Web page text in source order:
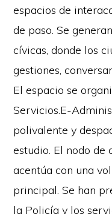
espacios de
de paso. Se
cívicas, donde los
gestiones,
El espacio se
Servicios.E-
polivalente y
estudio. El nodo
acentúa con una
principal. Se han
la Policía y los